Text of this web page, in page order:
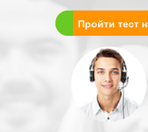
Пройти тест